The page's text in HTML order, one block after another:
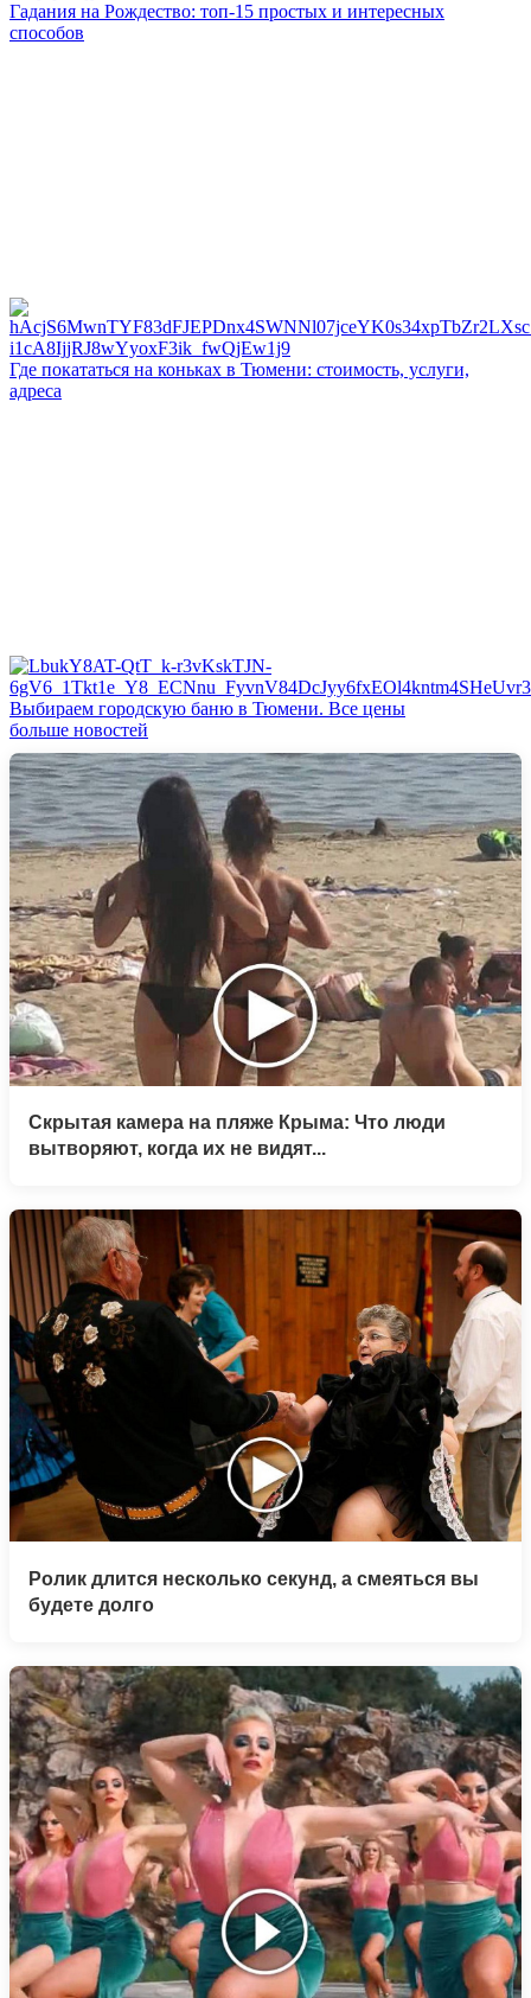
Гадания на Рождество: топ-15 простых и интересных
способов
Где покататься на коньках в Тюмени: стоимость, услуги,
адреса
Выбираем городскую баню в Тюмени. Все цены
больше новостей
Скрытая камера на пляже Крыма: Что люди
вытворяют, когда их не видят...
Ролик длится несколько секунд, а смеяться вы
будете долго